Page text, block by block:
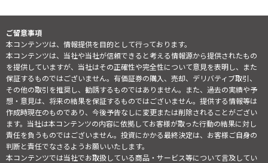
ご留意事項
本コンテンツは、情報提供を目的として行っております。
本コンテンツは、当社や当社が信頼できると考える情報源から提供されたもの
を提供していますが、当社はその正確性や完全性について意見を表明し、また
保証するものではございません。有価証券の購入、売却、デリバティブ取引、
その他の取引を推奨し、勧誘するものではありません。また、過去の実績や予
想・意見は、将来の結果を保証するものではございません。提供する情報等は
作成時現在のものであり、今後予告なしに変更または削除されることがござい
ます。当社は本コンテンツの内容に依拠してお客様が取った行動の結果に対し
責任を負うものではございません。投資にかかる最終決定は、お客様ご自身の
判断と責任でなさるようお願いいたします。
本コンテンツでは当社でお取扱している商品・サービス等について言及してい